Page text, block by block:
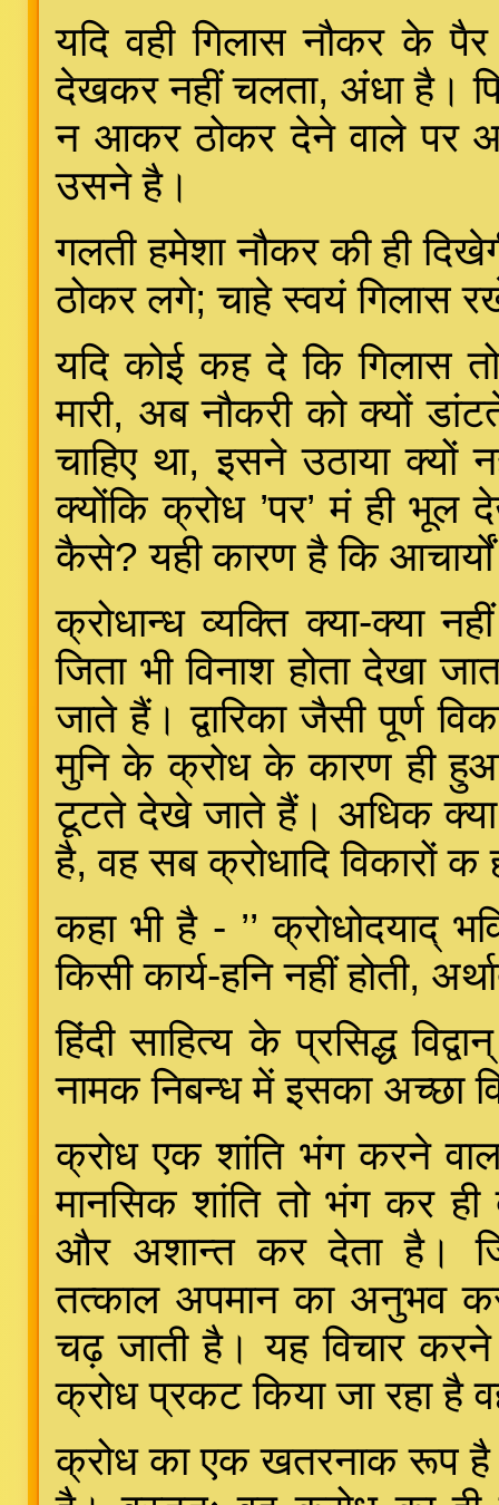
यदि वही गिलास नौकर के
देखकर नहीं चलता, अंधा है।
न आकर ठोकर देने वाले पर
उसने है।
गलती हमेशा नौकर की ही
ठोकर लगे; चाहे स्वयं गिलास
यदि कोई कह दे कि गिलास
मारी, अब नौकरी को क्यों
चाहिए था, इसने उठाया
क्योंकि क्रोध ’पर’ मं ही
कैसे? यही कारण है कि
क्रोधान्ध व्यक्ति क्या-क्या
जिता भी विनाश होता देखा
जाते हैं। द्वारिका जैसी पूर्ण
मुनि के क्रोध के कारण ही
टूटते देखे जाते हैं। अधिक
है, वह सब क्रोधादि विकारों क
कहा भी है - ’’ क्रोधोदयाद्
किसी कार्य-हनि नहीं होती,
हिंदी साहित्य के प्रसिद्ध
नामक निबन्ध में इसका अच्छा
क्रोध एक शांति भंग करने
मानसिक शांति तो भंग कर
और अशान्त कर देता है।
तत्काल अपमान का अनुभव
चढ़ जाती है। यह विचार
क्रोध प्रकट किया जा रहा है
क्रोध का एक खतरनाक रूप है